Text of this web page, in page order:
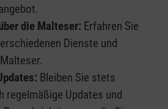
die Malteser: Erfahren Sie
Dienste und
Bleiben Sie stets
regelmäßige Updates und